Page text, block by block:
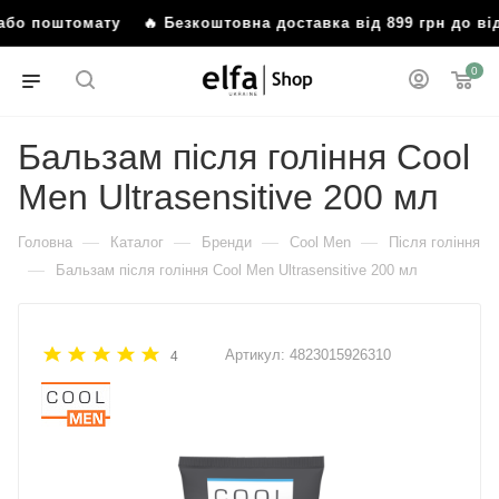
поштомату 🔥 Безкоштовна доставка від 899 грн до
0
Бальзам після гоління Cool
Men Ultrasensitive 200 мл
Головна — Каталог — Бренди — Cool Men — Після гоління
— Бальзам після гоління Cool Men Ultrasensitive 200 мл
4 Артикул: 4823015926310